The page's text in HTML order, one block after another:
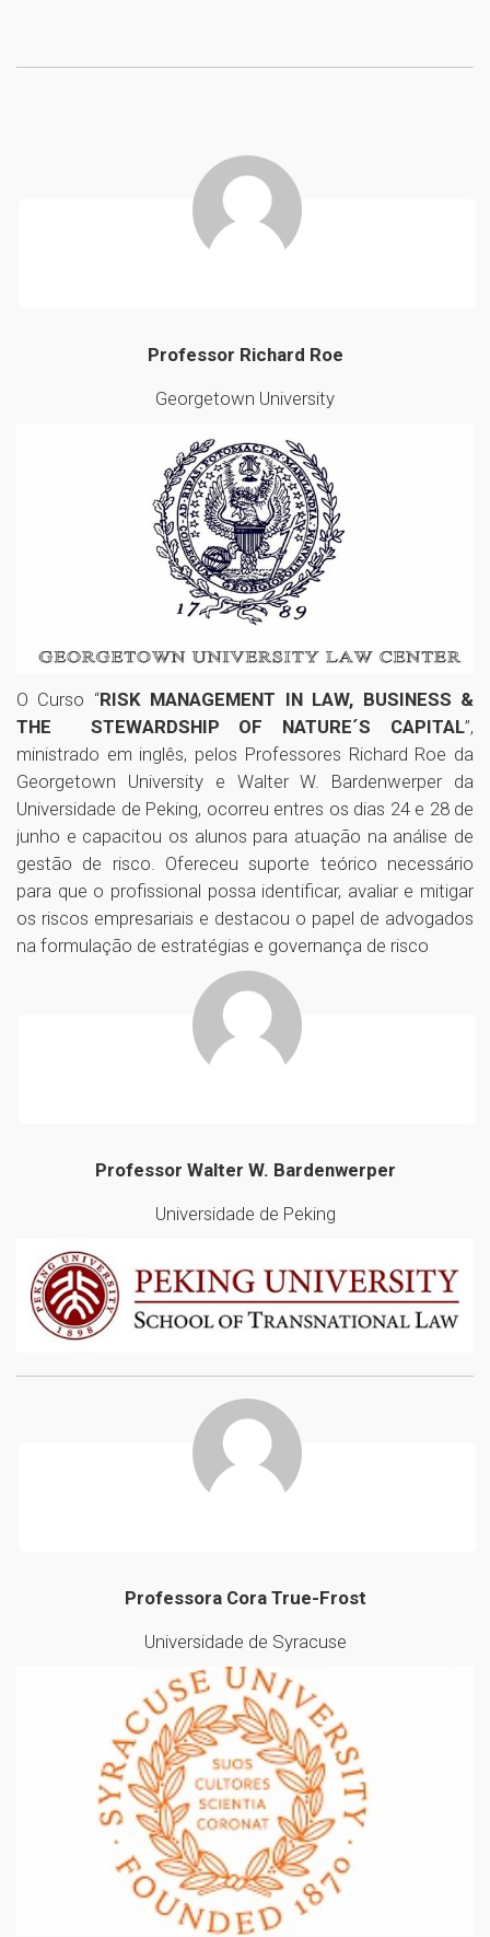
Professor Richard Roe
Georgetown University
O Curso “RISK MANAGEMENT IN LAW, BUSINESS &
THE STEWARDSHIP OF NATURE´S CAPITAL”,
ministrado em inglês, pelos Professores Richard Roe da
Georgetown University e Walter W. Bardenwerper da
Universidade de Peking, ocorreu entres os dias 24 e 28 de
junho e capacitou os alunos para atuação na análise de
gestão de risco. Ofereceu suporte teórico necessário
para que o profissional possa identificar, avaliar e mitigar
os riscos empresariais e destacou o papel de advogados
na formulação de estratégias e governança de risco
Professor Walter W. Bardenwerper
Universidade de Peking
Professora Cora True-Frost
Universidade de Syracuse